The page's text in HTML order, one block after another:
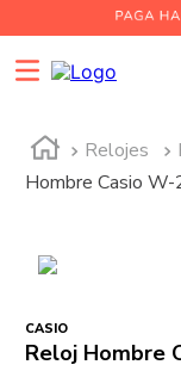
Relojes
Hombre Casio
CASIO
Reloj Hombre